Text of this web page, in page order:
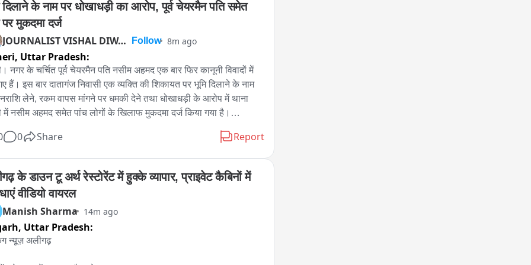
दिलाने के नाम पर धोखाधड़ी का आरोप, पूर्व चेयरमैन पति समेत
मुकदमा दर्ज
JOURNALIST VISHAL DIWAKAR
Follow 8m ago
Uttar Pradesh:
नगर के चर्चित पूर्व चेयरमैन पति नसीम अहमद एक बार फिर कानूनी विवादों में
हैं। इस बार दातागंज निवासी एक व्यक्ति की शिकायत पर भूमि दिलाने के नाम
लेने, रकम वापस मांगने पर धमकी देने तथा धोखाधड़ी के आरोप में थाना
में नसीम अहमद समेत पांच लोगों के खिलाफ मुकदमा दर्ज किया गया है।
लगाया है कि आरोपियों ने भूमि उपलब्ध कराने का भरोसा देकर उनसे धनराशि ली,
मांगे तो उन्हें जान से मारने की धमकी दी गई।
ने तहरीर के आधार पर नसीम अहमद सहित पांच लोगों के विरुद्ध संबंधित धाराओं
दर्ज कर मामले की जांच शुरू कर दी है। जांच के बाद साक्ष्यों के आधार पर
कार्रवाई की जाएगी।
है कि इससे पहले भी नसीम अहमद के खिलाफ थाना देवरनियां में भूमि विवाद से
एक मामला दर्ज हो चुका है। वहीं स्थानीय स्तर पर यह भी चर्चा है कि उनके
0 Share Report
के डाउन टू अर्थ रेस्टोरेंट में हुक्के व्यापार, प्राइवेट कैबिनों में
वीडियो वायरल
Manish Sharma 14m ago
Uttar Pradesh:
न्यूज़ अलीगढ़